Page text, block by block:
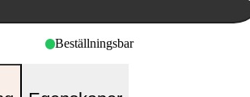
Beställningsbar